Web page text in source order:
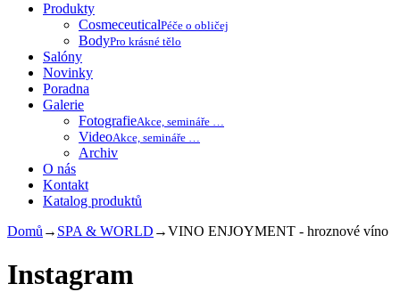
Produkty
CosmeceuticalPéče o obličej
BodyPro krásné tělo
Salóny
Novinky
Poradna
Galerie
FotografieAkce, semináře …
VideoAkce, semináře …
Archiv
O nás
Kontakt
Katalog produktů
Domů → SPA & WORLD →VINO ENJOYMENT - hroznové víno
Instagram